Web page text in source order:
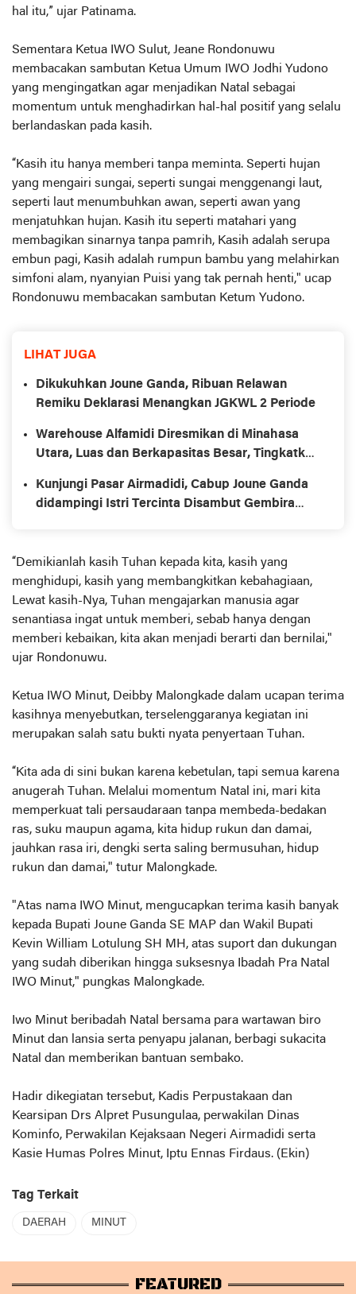
hal itu,” ujar Patinama.
Sementara Ketua IWO Sulut, Jeane Rondonuwu
membacakan sambutan Ketua Umum IWO Jodhi Yudono
yang mengingatkan agar menjadikan Natal sebagai
momentum untuk menghadirkan hal-hal positif yang selalu
berlandaskan pada kasih.
“Kasih itu hanya memberi tanpa meminta. Seperti hujan
yang mengairi sungai, seperti sungai menggenangi laut,
seperti laut menumbuhkan awan, seperti awan yang
menjatuhkan hujan. Kasih itu seperti matahari yang
membagikan sinarnya tanpa pamrih, Kasih adalah serupa
embun pagi, Kasih adalah rumpun bambu yang melahirkan
simfoni alam, nyanyian Puisi yang tak pernah henti," ucap
Rondonuwu membacakan sambutan Ketum Yudono.
LIHAT JUGA
Dikukuhkan Joune Ganda, Ribuan Relawan
Remiku Deklarasi Menangkan JGKWL 2 Periode
Warehouse Alfamidi Diresmikan di Minahasa
Utara, Luas dan Berkapasitas Besar, Tingkatkan
Kunjungi Pasar Airmadidi, Cabup Joune Ganda
didampingi Istri Tercinta Disambut Gembira
“Demikianlah kasih Tuhan kepada kita, kasih yang
menghidupi, kasih yang membangkitkan kebahagiaan,
Lewat kasih-Nya, Tuhan mengajarkan manusia agar
senantiasa ingat untuk memberi, sebab hanya dengan
memberi kebaikan, kita akan menjadi berarti dan bernilai,"
ujar Rondonuwu.
Ketua IWO Minut, Deibby Malongkade dalam ucapan terima
kasihnya menyebutkan, terselenggaranya kegiatan ini
merupakan salah satu bukti nyata penyertaan Tuhan.
“Kita ada di sini bukan karena kebetulan, tapi semua karena
anugerah Tuhan. Melalui momentum Natal ini, mari kita
memperkuat tali persaudaraan tanpa membeda-bedakan
ras, suku maupun agama, kita hidup rukun dan damai,
jauhkan rasa iri, dengki serta saling bermusuhan, hidup
rukun dan damai," tutur Malongkade.
"Atas nama IWO Minut, mengucapkan terima kasih banyak
kepada Bupati Joune Ganda SE MAP dan Wakil Bupati
Kevin William Lotulung SH MH, atas suport dan dukungan
yang sudah diberikan hingga suksesnya Ibadah Pra Natal
IWO Minut," pungkas Malongkade.
Iwo Minut beribadah Natal bersama para wartawan biro
Minut dan lansia serta penyapu jalanan, berbagi sukacita
Natal dan memberikan bantuan sembako.
Hadir dikegiatan tersebut, Kadis Perpustakaan dan
Kearsipan Drs Alpret Pusungulaa, perwakilan Dinas
Kominfo, Perwakilan Kejaksaan Negeri Airmadidi serta
Kasie Humas Polres Minut, Iptu Ennas Firdaus. (Ekin)
Tag Terkait
DAERAH MINUT
FEATURED